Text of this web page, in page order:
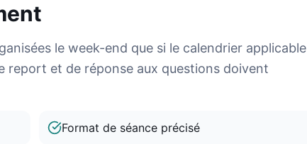
le week-end que si le calendrier applicable
report et de réponse aux questions doivent
Format de séance précisé